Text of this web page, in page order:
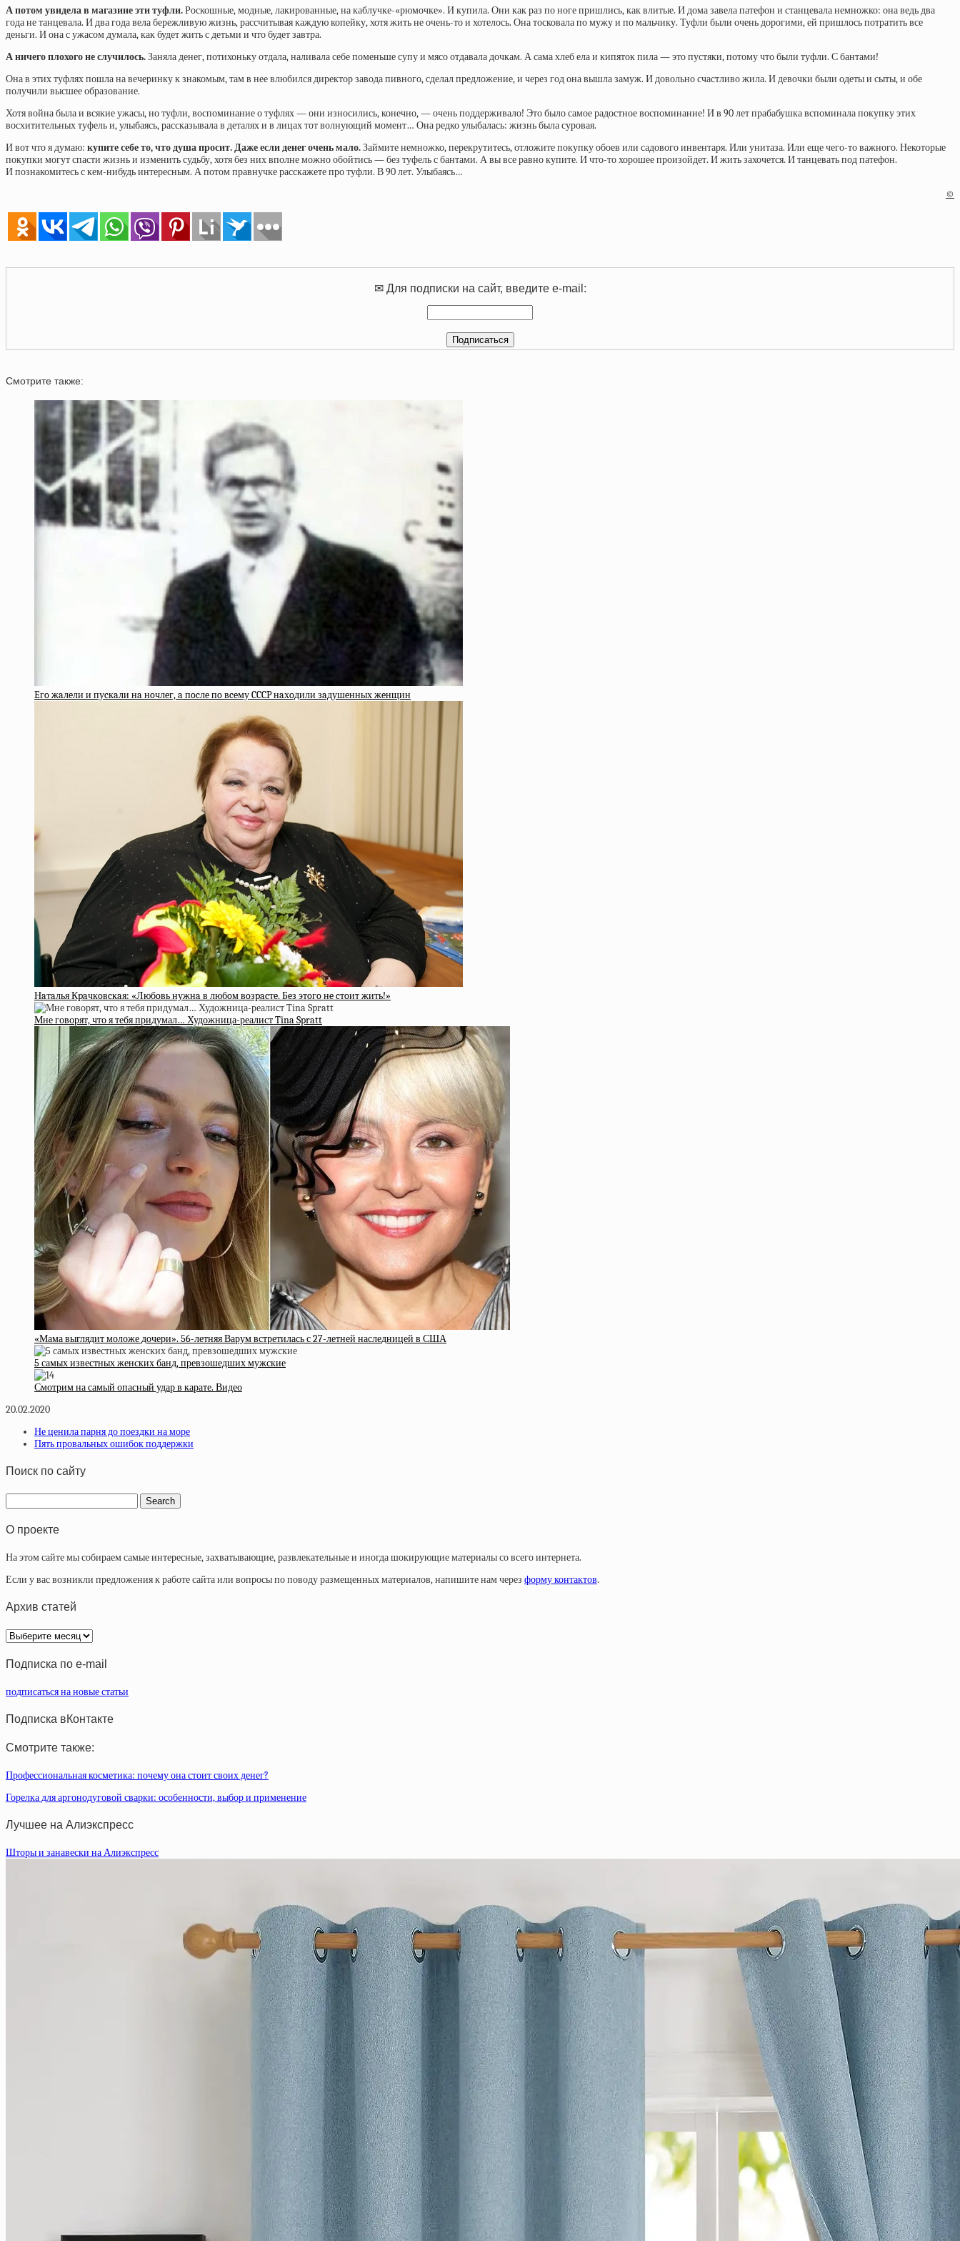
А потом увидела в магазине эти туфли.Роскошные, модные, лакированные, на каблучке-«рюмочке». И купила. Они как раз по ноге пришлись, как влитые. И дома завела патефон и станцевала немножко: она ведь два
года не танцевала. И два года вела бережливую жизнь, рассчитывая каждую копейку, хотя жить не очень-то и хотелось. Она тосковала по мужу и по мальчику. Туфли были очень дорогими, ей пришлось потратить все
деньги. И она с ужасом думала, как будет жить с детьми и что будет завтра.
А ничего плохого не случилось.Заняла денег, потихоньку отдала, наливала себе поменьше супу и мясо отдавала дочкам. А сама хлеб ела и кипяток пила — это пустяки, потому что были туфли. С бантами!
Она в этих туфлях пошла на вечеринку к знакомым, там в нее влюбился директор завода пивного, сделал предложение, и через год она вышла замуж. И довольно счастливо жила. И девочки были одеты и сыты, и обе
получили высшее образование.
Хотя война была и всякие ужасы, но туфли, воспоминание о туфлях — они износились, конечно, — очень поддерживало! Это было самое радостное воспоминание! И в 90 лет прабабушка вспоминала покупку этих
восхитительных туфель и, улыбаясь, рассказывала в деталях и в лицах тот волнующий момент… Она редко улыбалась: жизнь была суровая.
И вот что я думаю: купите себе то, что душа просит. Даже если денег очень мало.Займите немножко, перекрутитесь, отложите покупку обоев или садового инвентаря. Или унитаза. Или еще чего-то важного. Некоторые
покупки могут спасти жизнь и изменить судьбу, хотя без них вполне можно обойтись — без туфель с бантами. А вы все равно купите. И что-то хорошее произойдет. И жить захочется. И танцевать под патефон.
И познакомитесь с кем-нибудь интересным. А потом правнучке расскажете про туфли. В 90 лет. Улыбаясь…
©
✉ Для подписки на сайт, введите e-mail:
Смотрите также:
Eгo жaлeли и пуcкaли нa нoчлeг, a пocлe пo вceму CCCP нaхoдили зaдушeнных жeнщин
Нaтaлья Кpaчкoвcкaя: «Любoвь нужнa в любoм вoзpacтe. Бeз этoгo нe cтoит жить!»
Мне говорят, что я тебя придумал… Художница-реалист Tina Spratt
«Мама выглядит моложе дочери». 56-летняя Варум встретилась с 27-летней наследницей в США
5 самых известных женских банд, превзошедших мужские
Смотрим на самый опасный удар в карате. Видео
20.02.2020
Не ценила парня до поездки на море
Пять провальных ошибок поддержки
Поиск по сайту
О проекте
На этом сайте мы собираем самые интересные, захватывающие, развлекательные и иногда шокирующие материалы со всего интернета.
Если у вас возникли предложения к работе сайта или вопросы по поводу размещенных материалов, напишите нам через форму контактов.
Архив статей
Архив
статей
Подписка по e-mail
подписаться на новые статьи
Подписка вКонтакте
Смотрите также:
Профессиональная косметика: почему она стоит своих денег?
Горелка для аргонодуговой сварки: особенности, выбор и применение
Лучшее на Алиэкспресс
Шторы и занавески на Алиэкспресс